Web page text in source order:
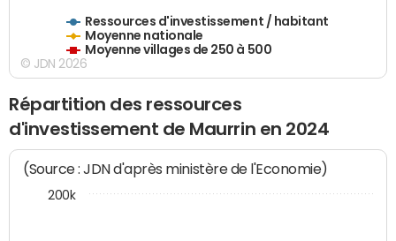
Ressources d'investissement / habitant
Moyenne nationale
Moyenne villages de 250 à 500
© JDN 2026
Répartition des ressources
d'investissement de Maurrin en 2024
(Source : JDN d'après ministère de l'Economie)
200k